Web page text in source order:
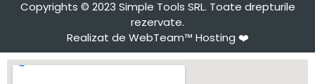
Copyrights © 2023 Simple Tools SRL. Toate drepturile
rezervate.
Realizat de WebTeam™ Hosting ❤️